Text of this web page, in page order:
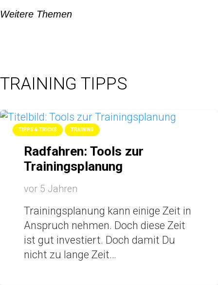
Weitere Themen
TRAINING TIPPS
TIPPS & TRICKS TRAINING
Radfahren: Tools zur
Trainingsplanung
vor 5 Jahren
Trainingsplanung kann einige Zeit in
Anspruch nehmen. Doch diese Zeit
ist gut investiert. Doch damit Du
nicht zu lange Zeit…